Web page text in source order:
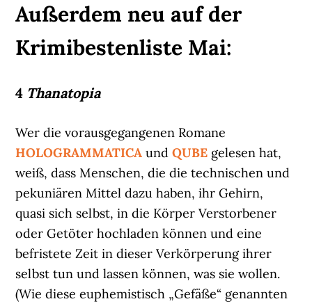
Außerdem neu auf der
Krimibestenliste Mai:
4 Thanatopia
Wer die vorausgegangenen Romane
HOLOGRAMMATICA undQUBE gelesen hat,
weiß, dass Menschen, die die technischen und
pekuniären Mittel dazu haben, ihr Gehirn,
quasi sich selbst, in die Körper Verstorbener
oder Getöter hochladen können und eine
befristete Zeit in dieser Verkörperung ihrer
selbst tun und lassen können, was sie wollen.
(Wie diese euphemistisch „Gefäße“ genannten